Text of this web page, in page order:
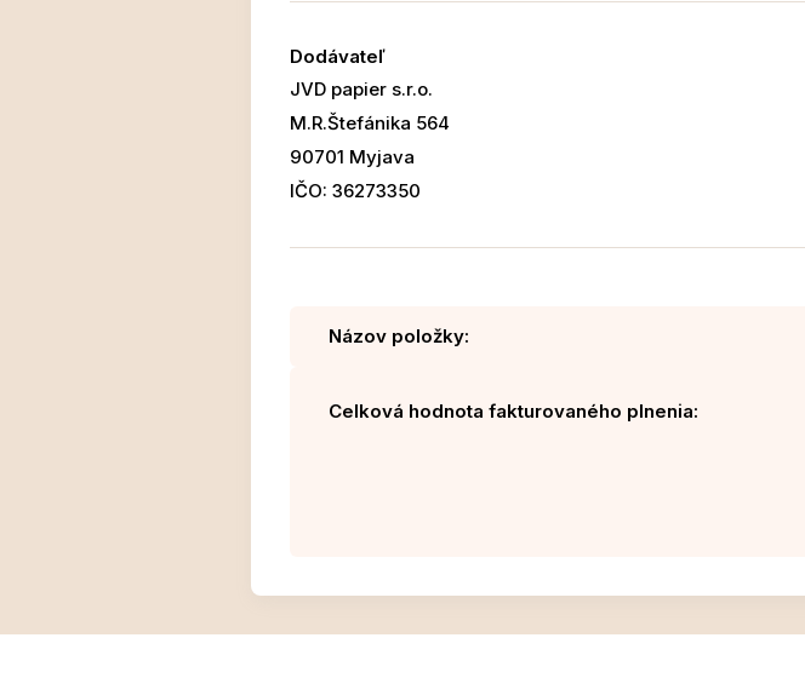
Dodávateľ
JVD papier s.r.o.
M.R.Štefánika 564
90701 Myjava
IČO: 36273350
Názov položky:
Celková hodnota fakturovaného plnenia: